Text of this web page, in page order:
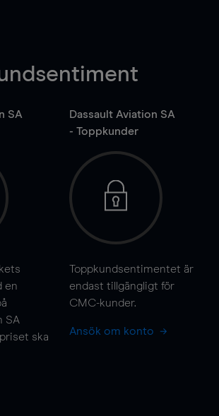
SA
en
SA
ska
Dassault Aviation SA
- Toppkunder
Toppkundsentimentet är
endast tillgängligt för
CMC-kunder.
Ansök om konto